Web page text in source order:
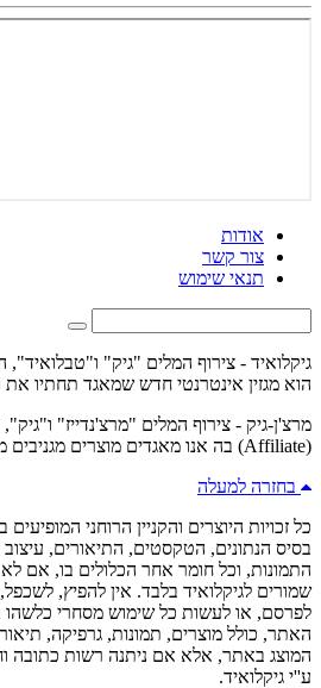
אודות
צור קשר
תנאי שימוש
גיקלואיד - צירוף המלים "גיק" ו"טבלואיד",
הוא מגזין אינטרנטי חדש שמאגד תחתיו את
מרצ'ן-גיק - צירוף המלים "מרצ'נדייז"
(Affiliate) בה אנו מאגדים מוצרים מגניבים מרחבי הרשת.
בחזרה למעלה
כל זכויות היוצרים והקניין הרוחני
בסיס הנתונים, הטקסטים, התיאורים,
התמונות, וכל חומר אחר הכלולים בו, אם
שמורים לגיקלואיד בלבד. אין להפיץ,
לפרסם, או לעשות כל שימוש מסחרי כלשהו
האתר, כולל מוצרים, תמונות, גרפיקה,
המוצג באתר, אלא אם ניתנה רשות כתובה
ע''י גיקלואיד.